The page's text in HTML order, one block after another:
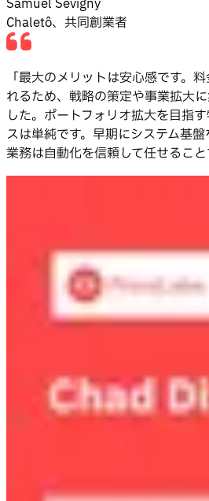
Chaletô、共同創業者
「最大のメリットは安心感です。
れるため、戦略の策定や事業拡大
した。ポートフォリオ拡大を目指
スは単純です。早期にシステム基
業務は自動化を信頼して任せること